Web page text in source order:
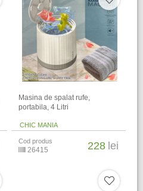
Masina de spalat rufe,
portabila, 4 Litri
CHIC MANIA
Cod produs
26415 228 lei